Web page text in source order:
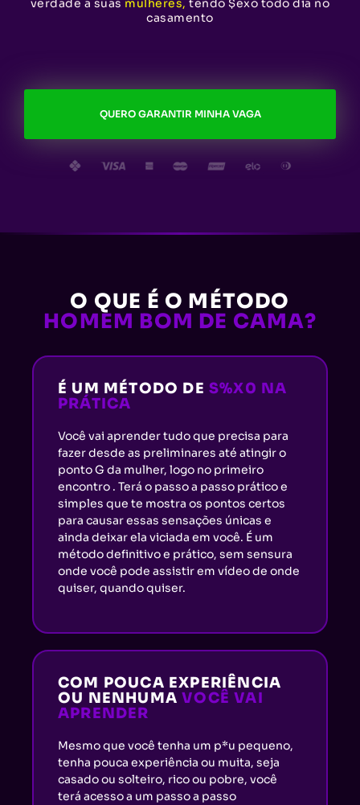
verdade a suas mulheres,tendo $exo todo dia no
casamento
QUERO GARANTIR MINHA VAGA
O QUE É O MÉTODO
HOMEM BOM DE CAMA?
É UM MÉTODO DE S%X0 NA
PRÁTICA
Você vai aprender tudo que precisa para
fazer desde as preliminares até atingir o
ponto G da mulher, logo no primeiro
encontro . Terá o passo a passo prático e
simples que te mostra os pontos certos
para causar essas sensações únicas e
ainda deixar ela viciada em você. É um
método definitivo e prático, sem sensura
onde você pode assistir em vídeo de onde
quiser, quando quiser.
COM POUCA EXPERIÊNCIA
OU NENHUMAVOCÊ VAI
APRENDER
Mesmo que você tenha um p*u pequeno,
tenha pouca experiência ou muita, seja
casado ou solteiro, rico ou pobre, você
terá acesso a um passo a passo